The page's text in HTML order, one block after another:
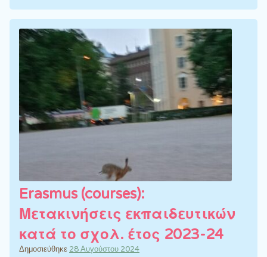
Erasmus (courses):
Μετακινήσεις εκπαιδευτικών
κατά το σχολ. έτος 2023-24
Δημοσιεύθηκε 28 Αυγούστου 2024